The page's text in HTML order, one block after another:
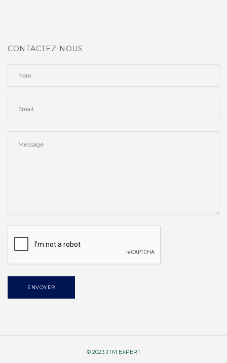
CONTACTEZ-NOUS
ENVOYER
© 2023 JTM EXPERT